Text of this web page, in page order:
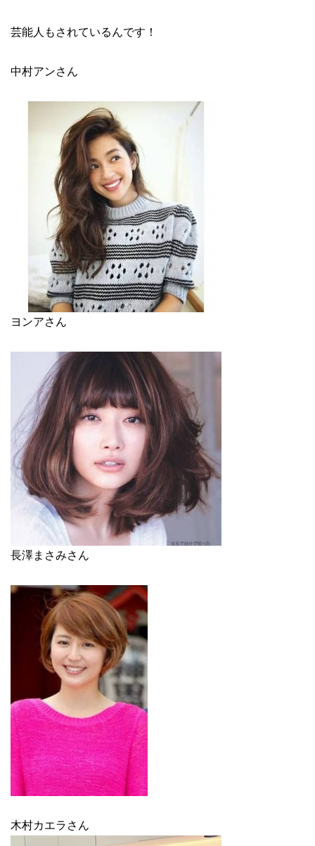
芸能人もされているんです！
中村アンさん
ヨンアさん
長澤まさみさん
木村カエラさん